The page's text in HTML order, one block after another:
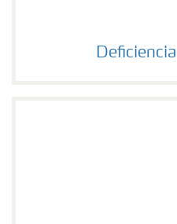
Deficiencia de potasio